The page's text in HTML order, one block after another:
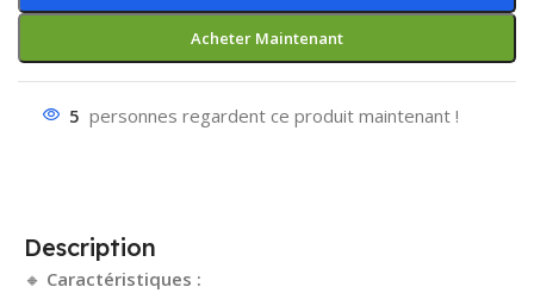
Acheter Maintenant
5 personnes regardent ce produit maintenant !
Description
🔸 Caractéristiques :